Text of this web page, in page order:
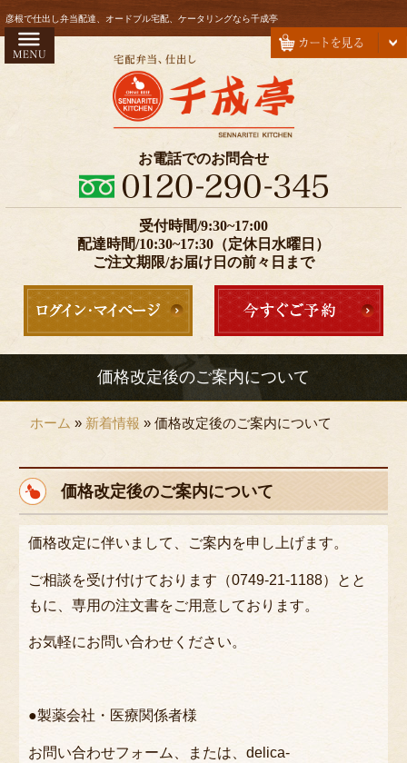
コ
彦根で仕出し弁当配達、オードブル宅配、ケータリングなら千成亭
お電話でのお問合せ
受付時間/9:30~17:00
配達時間/10:30~17:30（定休日水曜日）
ご注文期限/お届け日の前々日まで
価格改定後のご案内について
HOME
お弁当
1000～1999円
2000～2999円
5000円以上
用途で選ぶ
接待・おもてなし
会議・セミナー
パーティ
行楽・観光
法事・法要
ロケ・イベント
お食い初め
慶事・お祝い
ホーム » 新着情報 » 価格改定後のご案内について
価格改定後のご案内について
価格改定に伴いまして、ご案内を申し上げます。
ご相談を受け付けております（0749-21-1188）とと
もに、専用の注文書をご用意しております。
お気軽にお問い合わせください。
●製薬会社・医療関係者様
お問い合わせフォーム、または、delica-